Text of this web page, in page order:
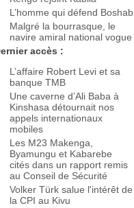
L’homme qui défend Boshab
Malgré la bourrasque, le
navire amiral national vogue
accès :
L’affaire Robert Levi et sa
banque TMB
Une caverne d’Ali Baba à
Kinshasa détournait nos
appels internationaux
mobiles
Les M23 Makenga,
Byamungu et Kabarebe
cités dans un rapport remis
au Conseil de Sécurité
Volker Türk salue l'intérêt de
la CPI au Kivu